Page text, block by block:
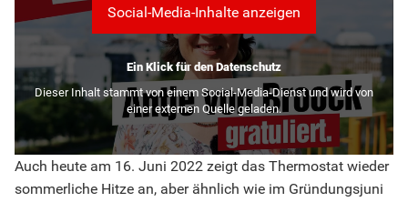
Social-Media-Inhalte anzeigen
Ein Klick für den Datenschutz
Dieser Inhalt stammt von einem Social-Media-Dienst und wird von
einer externen Quelle geladen.
Auch heute am 16. Juni 2022 zeigt das Thermostat wieder
sommerliche Hitze an, aber ähnlich wie im Gründungsjuni